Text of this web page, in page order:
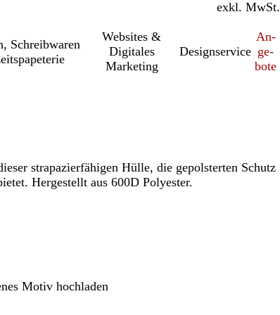
inkl. MwSt.
exkl. MwSt.
Schreib­wa­ren
Websites &
Digitales
Marketing
Designservice
An­­
ge­­
bo­­te
strapazierfähigen Hülle, die gepolsterten Schutz
Hergestellt aus 600D Polyester.
Motiv hochladen